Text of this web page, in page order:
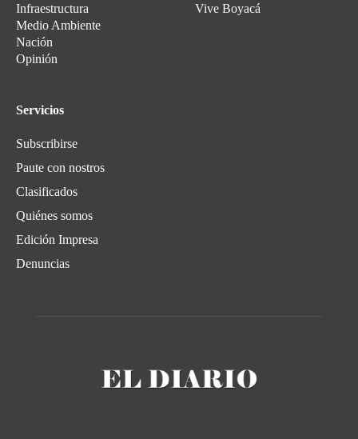
Infraestructura
Medio Ambiente
Nación
Opinión
Vive Boyacá
Servicios
Subscribirse
Paute con nostros
Clasificados
Quiénes somos
Edición Impresa
Denuncias